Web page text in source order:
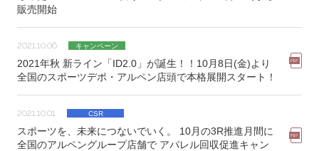
販売開始
2021.10.06 キャンペーン
2021年秋 新ライン「ID2.0」が誕生！！10月8日(金)より
全国のスポーツデポ・アルペン店頭で本格展開スタート！
2021.10.01 CSR
スポーツを、未来につないでいく。 10月の3R推進月間に
全国のアルペングループ店舗で アパレル回収促進キャン